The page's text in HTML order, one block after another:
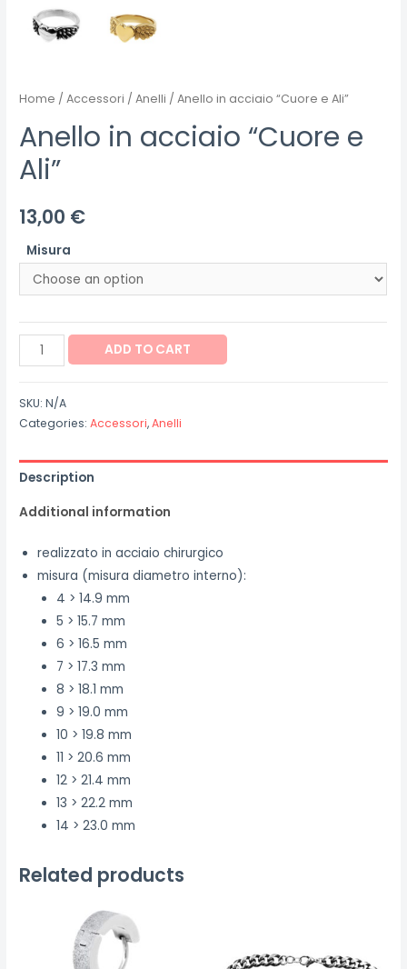
Home /Accessori /Anelli / Anello in acciaio “Cuore e Ali”
Anello in acciaio “Cuore e
Ali”
13,00 €
Misura
Anello
in
"Cuore
Ali"
quantity
ADD TO CART
SKU:N/A
Categories:Accessori,Anelli
Description
Additional information
realizzato in acciaio chirurgico
misura (misura diametro interno):
4 > 14.9 mm
5 > 15.7 mm
6 > 16.5 mm
7 > 17.3 mm
8 > 18.1 mm
9 > 19.0 mm
10 > 19.8 mm
11 > 20.6 mm
12 > 21.4 mm
13 > 22.2 mm
14 > 23.0 mm
Related products